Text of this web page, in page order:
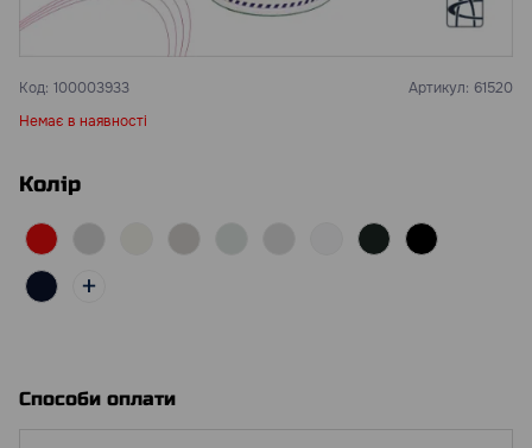
Код: 100003933 Артикул: 61520
Немає в наявності
Колір
Способи оплати